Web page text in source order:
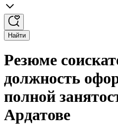
Найти
Резюме
должность
полной
Ардатове